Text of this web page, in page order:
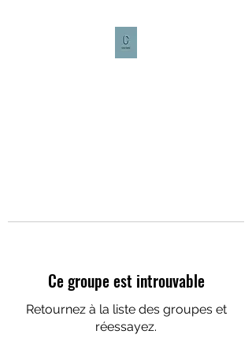
Ce groupe est introuvable
Retournez à la liste des groupes et
réessayez.